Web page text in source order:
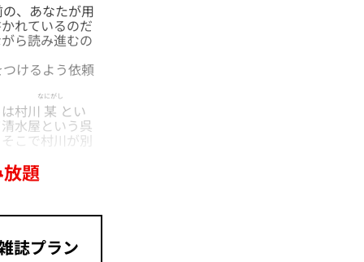
、あなたが用
れているのだ
ら読み進むの
けるよう依頼
村川 某
なにがし
とい
水屋という呉
こで村川が別
題
誌プラン